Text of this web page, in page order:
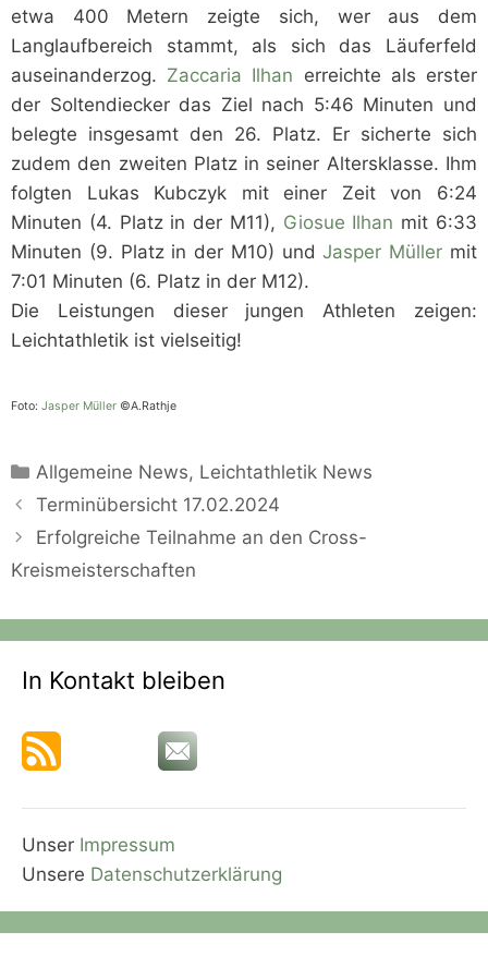
etwa 400 Metern zeigte sich, wer aus dem
Langlaufbereich stammt, als sich das Läuferfeld
auseinanderzog. Zaccaria Ilhan erreichte als erster
der Soltendiecker das Ziel nach 5:46 Minuten und
belegte insgesamt den 26. Platz. Er sicherte sich
zudem den zweiten Platz in seiner Altersklasse. Ihm
folgten Lukas Kubczyk mit einer Zeit von 6:24
Minuten (4. Platz in der M11), Giosue Ilhan mit 6:33
Minuten (9. Platz in der M10) undJasper Müller mit
7:01 Minuten (6. Platz in der M12).
Die Leistungen dieser jungen Athleten zeigen:
Leichtathletik ist vielseitig!
Foto: Jasper Müller ©A.Rathje
Kategorien
Allgemeine News, Leichtathletik News
Terminübersicht 17.02.2024
Erfolgreiche Teilnahme an den Cross-
Kreismeisterschaften
In Kontakt bleiben
Unser Impressum
Unsere Datenschutzerklärung